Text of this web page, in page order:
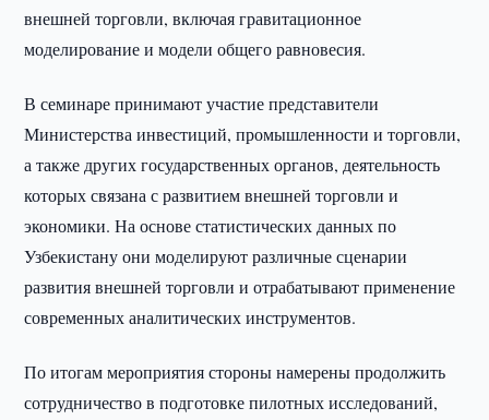
внешней торговли, включая гравитационное
моделирование и модели общего равновесия.
В семинаре принимают участие представители
Министерства инвестиций, промышленности и торговли,
а также других государственных органов, деятельность
которых связана с развитием внешней торговли и
экономики. На основе статистических данных по
Узбекистану они моделируют различные сценарии
развития внешней торговли и отрабатывают применение
современных аналитических инструментов.
По итогам мероприятия стороны намерены продолжить
сотрудничество в подготовке пилотных исследований,